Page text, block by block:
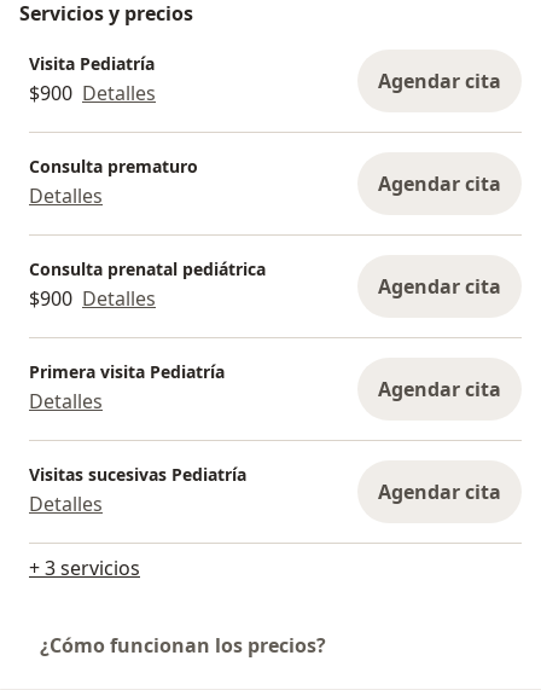
Servicios y precios
Visita Pediatría
$900 Detalles Agendar cita
Consulta prematuro
Detalles Agendar cita
Consulta prenatal pediátrica
$900 Detalles Agendar cita
Primera visita Pediatría
Detalles Agendar cita
Visitas sucesivas Pediatría
Detalles Agendar cita
+ 3 servicios
¿Cómo funcionan los precios?